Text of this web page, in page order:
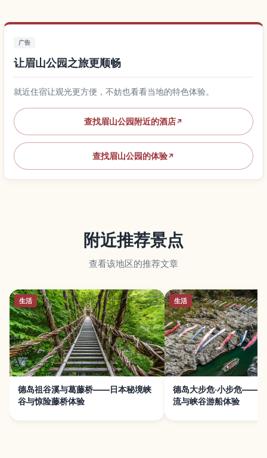
广告
让眉山公园之旅更顺畅
就近住宿让观光更方便，不妨也看看当地的特色体验。
查找眉山公园附近的酒店↗
查找眉山公园的体验↗
附近推荐景点
查看该地区的推荐文章
生活
德岛祖谷溪与葛藤桥——日本秘境峡
谷与惊险藤桥体验
生活
德岛大步危·小步危——
流与峡谷游船体验